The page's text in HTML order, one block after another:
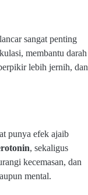
sangat penting
membantu darah
lebih jernih, dan
punya efek ajaib
, sekaligus
kecemasan, dan
mental.